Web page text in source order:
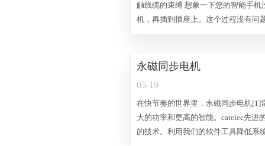
触线缆的束缚 想象一下您的智能手机没电了。您必须先找到充电线，然后连接上您的手
机，再插到插座上。这个过程没有问
于无线充电器。 如今，越来越多
永磁同步电机
05-19
在快节奏的世界里，永磁同步电机[1]
大的功率和更高的智能。catelec先进
的技术。利用我们的软件工具降低系